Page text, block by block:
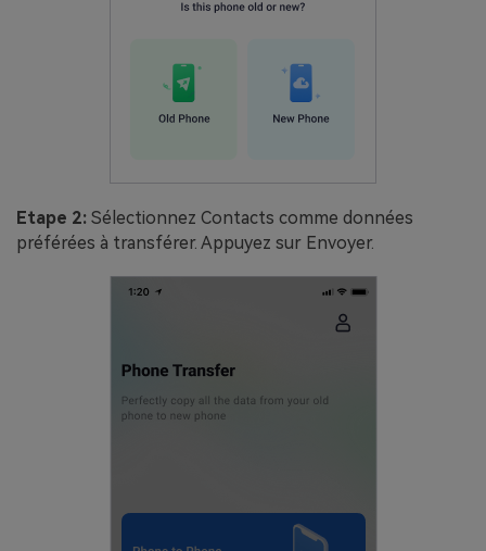
Etape 2: Sélectionnez Contacts comme données
préférées à transférer. Appuyez sur Envoyer.